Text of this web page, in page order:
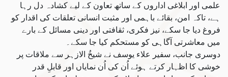
علمی اور ابلاغی اداروں کے ساتھ تعاون کے لیے کشادہ دل رہا
ہے، تاکہ امن، بقائے باہمی اور مثبت انسانی تعلقات کی اقدار کو
فروغ دیا جا سکے، نیز فکری، ثقافتی اور دینی مسائل کے بارے
میں معاشرتی آگاہی کو مستحکم کیا جا سکے۔
دوسری جانب، سفیر علاء یوسف نے شیخُ الازہر سے ملاقات پر
خوشی کا اظہار کرتے ہوئے اُن کی اُن نمایاں اور قابلِ قدر